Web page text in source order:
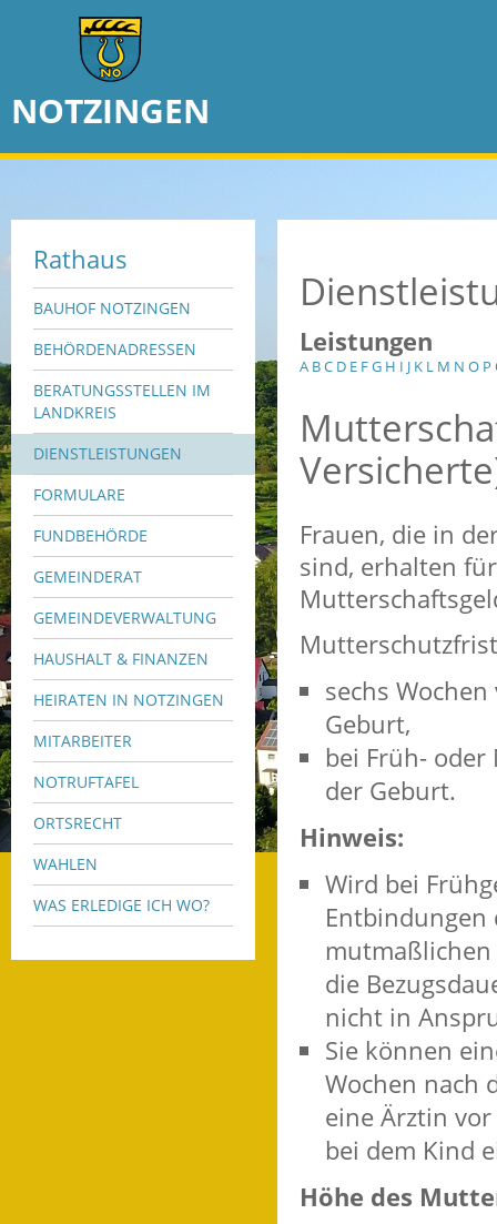
NOTZINGEN
Rathaus
BAUHOF NOTZINGEN
BEHÖRDENADRESSEN
BERATUNGSSTELLEN IM
LANDKREIS
DIENSTLEISTUNGEN
FORMULARE
FUNDBEHÖRDE
GEMEINDERAT
GEMEINDEVERWALTUNG
HAUSHALT & FINANZEN
HEIRATEN IN NOTZINGEN
MITARBEITER
NOTRUFTAFEL
ORTSRECHT
WAHLEN
WAS ERLEDIGE ICH WO?
Leistungen
A BC D E FG H I J K L M N O P
Frauen, die in
sind, erhalten
sechs
Geburt,
bei Früh-
der Geburt.
Hinweis:
Wird bei
Entbindungen
die
nicht in
Sie können
Wochen nach
eine Ärztin
bei dem Kind
Höhe des